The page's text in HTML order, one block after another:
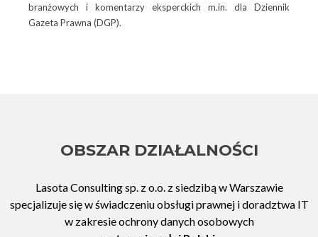
branżowych i komentarzy eksperckich m.in. dla Dziennik
Gazeta Prawna (DGP).
OBSZAR DZIAŁALNOŚCI
Lasota Consulting sp. z o.o. z siedzibą w Warszawie
specjalizuje się w świadczeniu obsługi prawnej i doradztwa IT
w zakresie ochrony danych osobowych